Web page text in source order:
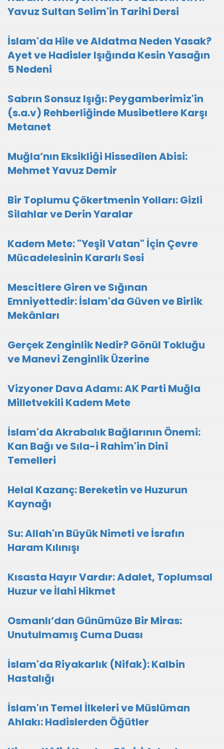
Yavuz Sultan Selim'in Tarihi Dersi
İslam'da Hile ve Aldatma Neden Yasak?
Ayet ve Hadisler Işığında Kesin Yasağın
5 Nedeni
Sabrın Sonsuz Işığı: Peygamberimiz'in
(s.a.v) Rehberliğinde Musibetlere Karşı
Metanet
Muğla’nın Eksikliği Hissedilen Abisi:
Mehmet Yavuz Demir
Bir Toplumu Çökertmenin Yolları: Gizli
Silahlar ve Derin Yaralar
Kadem Mete: "Yeşil Vatan" İçin Çevre
Mücadelesinin Kararlı Sesi
Mescitlere Giren ve Sığınan
Emniyettedir: İslam'da Güven ve Birlik
Mekânları
Gerçek Zenginlik Nedir? Gönül Tokluğu
ve Manevi Zenginlik Üzerine
Vizyoner Dava Adamı: AK Parti Muğla
Milletvekili Kadem Mete
İslam'da Akrabalık Bağlarının Önemi:
Kan Bağı ve Sıla-i Rahim'in Dinî
Temelleri
Helal Kazanç: Bereketin ve Huzurun
Kaynağı
Su: Allah'ın Büyük Nimeti ve İsrafın
Haram Kılınışı
Kısasta Hayır Vardır: Adalet, Toplumsal
Huzur ve İlahi Hikmet
Osmanlı’dan Günümüze Bir Miras:
Unutulmamış Cuma Duası
İslam'da Riyakarlık (Nifak): Kalbin
Hastalığı
İslam'ın Temel İlkeleri ve Müslüman
Ahlakı: Hadislerden Öğütler